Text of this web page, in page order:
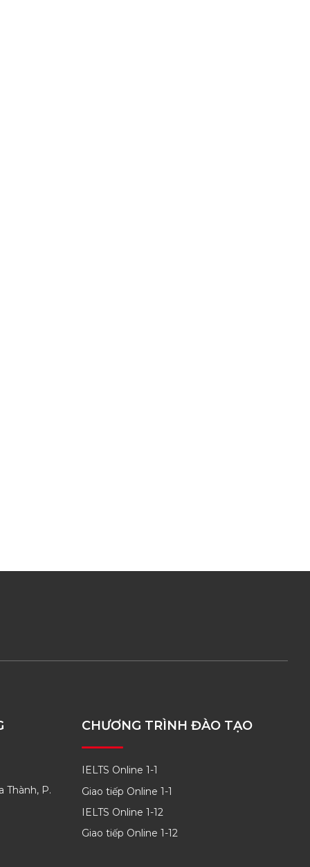
Thành, P.
CHƯƠNG TRÌNH ĐÀO TẠO
IELTS Online 1-1
Giao tiếp Online 1-1
IELTS Online 1-12
Giao tiếp Online 1-12